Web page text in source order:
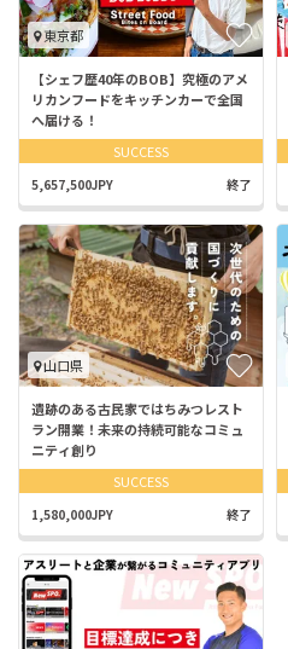
東京都
【シェフ歴40年のBOB】究極のアメ
リカンフードをキッチンカーで全国
へ届ける！
SUCCESS
5,657,500JPY 終了
山口県
遺跡のある古民家ではちみつレスト
ラン開業！未来の持続可能なコミュ
ニティ創り
SUCCESS
1,580,000JPY 終了